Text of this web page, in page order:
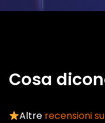
Cosa
Altre recensioni